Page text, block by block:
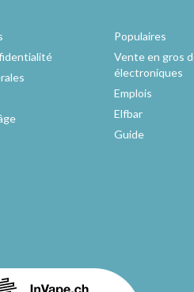
Populaires
Vente en gros
électroniques
Emplois
Elfbar
Guide